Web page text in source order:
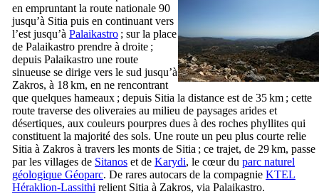
en empruntant la route nationale 90
jusqu’à Sitia puis en continuant vers
l’est jusqu’à Palaikastro ; sur la place
de Palaikastro prendre à droite ;
depuis Palaikastro une route
sinueuse se dirige vers le sud jusqu’à
Zakros, à 18 km, en ne rencontrant
que quelques hameaux ; depuis Sitia la distance est de 35 km ; cette
route traverse des oliveraies au milieu de paysages arides et
désertiques, aux couleurs pourpres dues à des roches phyllites qui
constituent la majorité des sols. Une route un peu plus courte relie
Sitia à Zakros à travers les monts de Sitia ; ce trajet, de 29 km, passe
par les villages de Sitanos et de Karydi, le cœur du parc naturel
géologique Géoparc. De rares autocars de la compagnie KTEL
Héraklion-Lassithi relient Sitia à Zakros, via Palaikastro.